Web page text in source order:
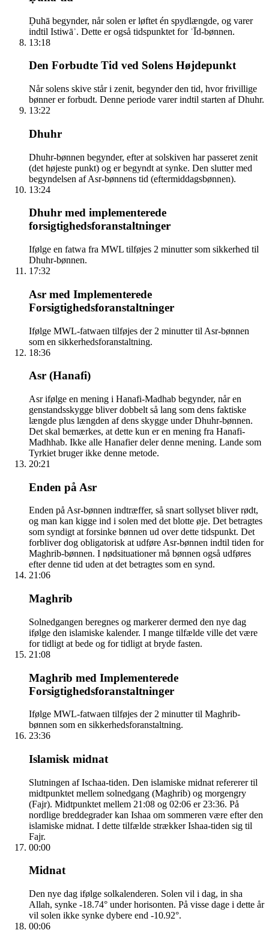
Ḍuhā begynder, når solen er løftet én spydlængde, og varer
indtil Istiwāʾ. Dette er også tidspunktet for ʿĪd-bønnen.
13:18
Den Forbudte Tid ved Solens Højdepunkt
Når solens skive står i zenit, begynder den tid, hvor frivillige
bønner er forbudt. Denne periode varer indtil starten af Dhuhr.
13:22
Dhuhr
Dhuhr-bønnen begynder, efter at solskiven har passeret zenit
(det højeste punkt) og er begyndt at synke. Den slutter med
begyndelsen af Asr-bønnens tid (eftermiddagsbønnen).
13:24
Dhuhr med implementerede
forsigtighedsforanstaltninger
Ifølge en fatwa fra MWL tilføjes 2 minutter som sikkerhed til
Dhuhr-bønnen.
17:32
Asr med Implementerede
Forsigtighedsforanstaltninger
Ifølge MWL-fatwaen tilføjes der 2 minutter til Asr-bønnen
som en sikkerhedsforanstaltning.
18:36
Asr (Hanafi)
Asr ifølge en mening i Hanafi-Madhab begynder, når en
genstandsskygge bliver dobbelt så lang som dens faktiske
længde plus længden af dens skygge under Dhuhr-bønnen.
Det skal bemærkes, at dette kun er en mening fra Hanafi-
Madhhab. Ikke alle Hanafier deler denne mening. Lande som
Tyrkiet bruger ikke denne metode.
20:21
Enden på Asr
Enden på Asr-bønnen indtræffer, så snart sollyset bliver rødt,
og man kan kigge ind i solen med det blotte øje. Det betragtes
som syndigt at forsinke bønnen ud over dette tidspunkt. Det
forbliver dog obligatorisk at udføre Asr-bønnen indtil tiden for
Maghrib-bønnen. I nødsituationer må bønnen også udføres
efter denne tid uden at det betragtes som en synd.
21:06
Maghrib
Solnedgangen beregnes og markerer dermed den nye dag
ifølge den islamiske kalender. I mange tilfælde ville det være
for tidligt at bede og for tidligt at bryde fasten.
21:08
Maghrib med Implementerede
Forsigtighedsforanstaltninger
Ifølge MWL-fatwaen tilføjes der 2 minutter til Maghrib-
bønnen som en sikkerhedsforanstaltning.
23:36
Islamisk midnat
Slutningen af Ischaa-tiden. Den islamiske midnat refererer til
midtpunktet mellem solnedgang (Maghrib) og morgengry
(Fajr). Midtpunktet mellem 21:08 og 02:06 er 23:36. På
nordlige breddegrader kan Ishaa om sommeren være efter den
islamiske midnat. I dette tilfælde strækker Ishaa-tiden sig til
Fajr.
00:00
Midnat
Den nye dag ifølge solkalenderen. Solen vil i dag, in sha
Allah, synke -18.74° under horisonten. På visse dage i dette år
vil solen ikke synke dybere end -10.92°.
00:06